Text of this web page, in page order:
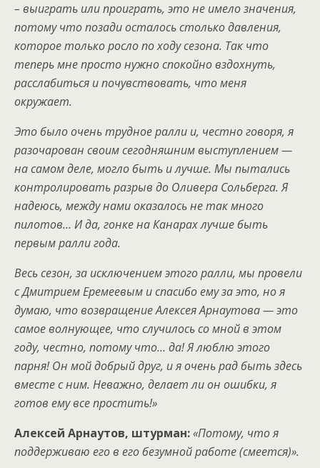
– выиграть или проиграть, это не имело значения,
потому что позади осталось столько давления,
которое только росло по ходу сезона. Так что
теперь мне просто нужно спокойно вздохнуть,
расслабиться и почувствовать, что меня
окружает.
Это было очень трудное ралли и, честно говоря, я
разочарован своим сегодняшним выступлением —
на самом деле, могло быть и лучше. Мы пытались
контролировать разрыв до Оливера Сольберга. Я
надеюсь, между нами оказалось не так много
пилотов… И да, гонке на Канарах лучше быть
первым ралли года.
Весь сезон, за исключением этого ралли, мы провели
с Дмитрием Еремеевым и спасибо ему за это, но я
думаю, что возвращение Алексея Арнаутова — это
самое волнующее, что случилось со мной в этом
году, честно, потому что… да! Я люблю этого
парня! Он мой добрый друг, и я очень рад быть здесь
вместе с ним. Неважно, делает ли он ошибки, я
готов ему все простить!»
Алексей Арнаутов, штурман:«Потому, что я
поддерживаю его в его безумной работе (смеется)».